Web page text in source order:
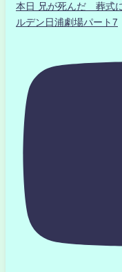
本日 兄が死んだ 葬式
ルデン日浦劇場パート7